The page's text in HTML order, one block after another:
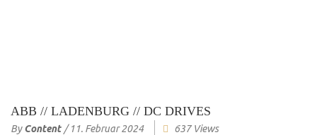
ABB // LADENBURG // DC DRIVES
By Content /11. Februar 2024
637 Views